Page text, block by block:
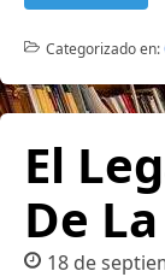
Categorizado en:
El
De
18 de